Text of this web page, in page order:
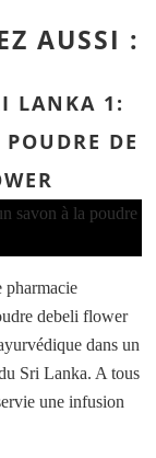
AUSSI :
LANKA 1:
DE
pharmacie
debeli flower
dans un
Sri Lanka. A tous
une infusion